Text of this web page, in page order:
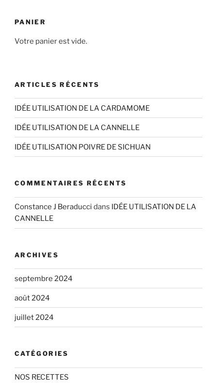
PANIER
Votre panier est vide.
ARTICLES RÉCENTS
IDÉE UTILISATION DE LA CARDAMOME
IDÉE UTILISATION DE LA CANNELLE
IDÉE UTILISATION POIVRE DE SICHUAN
COMMENTAIRES RÉCENTS
Constance J Beraducci dans IDÉE UTILISATION DE LA
CANNELLE
ARCHIVES
septembre 2024
août 2024
juillet 2024
CATÉGORIES
NOS RECETTES